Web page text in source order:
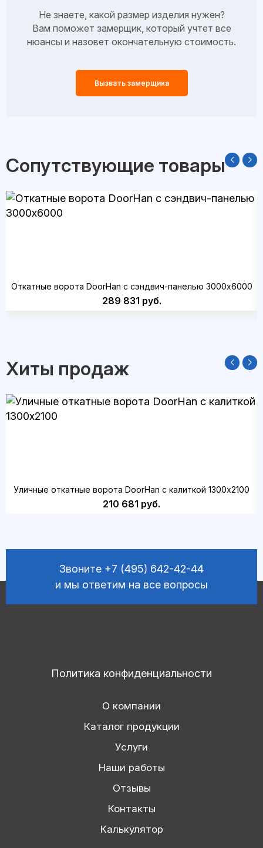
Не знаете, какой размер изделия нужен?
Вам поможет замерщик, который учтет все
нюансы и назовет окончательную стоимость.
Вызвать замерщика
Сопутствующие товары
Откатные ворота DoorHan с сэндвич-панелью 3000x6000
289 831 руб.
Хиты продаж
Уличные откатные ворота DoorHan с калиткой 1300х2100
210 681 руб.
Звоните +7 (495) 642-42-44
и мы ответим на все вопросы
Политика конфиденциальности
О компании
Каталог продукции
Услуги
Наши работы
Отзывы
Контакты
Калькулятор